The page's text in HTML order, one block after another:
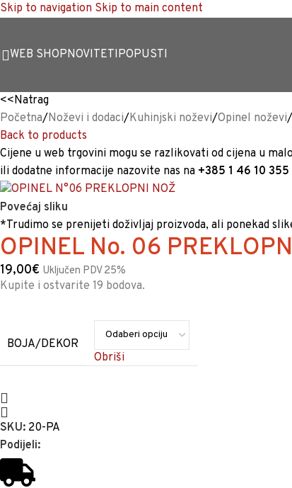
Skip to navigation Skip to main content
WEB SHOPNOVITETIPOPUSTI
<<Natrag
Početna/Noževi i dodaci/Kuhinjski noževi/Opinel noževi/
Back to products
Cijene u web trgovini mogu se razlikovati od cijena u
ili dodatne informacije nazovite nas na +385 1 46 10 355
Povećaj sliku
*Trudimo se prenijeti doživljaj proizvoda, ali ponekad
OPINEL No. 06
19,00€ Uključen PDV 25%
Kupite i ostvarite 19 bodova.
BOJA/DEKOR
Obriši
SKU: 20-PA
Podijeli: